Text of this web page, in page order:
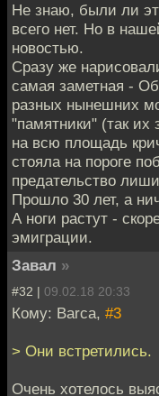
Не знаю, были ли
всего нет. Но в
новостью.
Сразу же
самая заметная -
разных нынешних
"памятники" (так их
на всю площадь
стояла на пороге
предательство
Прошло 30 лет, а
А ноги растут -
эмиграции.
Завал »
#32 | 09.02.18 20:33
Кому: Barca, #3
> Они встретились.
Очень хотелось